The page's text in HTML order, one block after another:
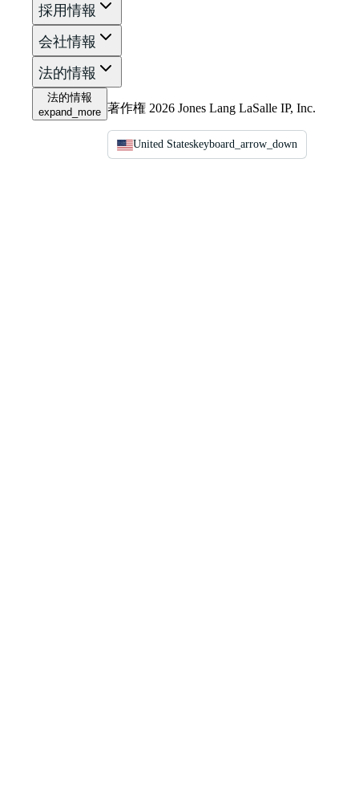
採用情報
会社情報
法的情報
法的情報
expand_more 著作権 2026 Jones Lang LaSalle IP, Inc.
United Stateskeyboard_arrow_down